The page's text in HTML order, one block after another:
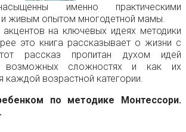
именно практическими
живым опытом многодетной мамы.
на ключевых идеях методики
это книга рассказывает о жизни с
рассказ пропитан духом идей
возможных сложностях и как их
каждой возрастной категории.
по методике Монтессори.